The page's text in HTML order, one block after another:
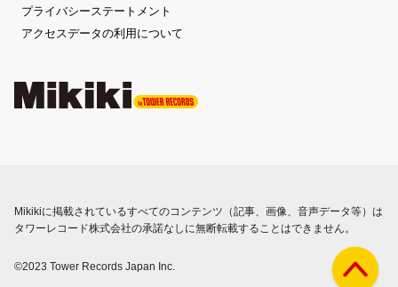
プライバシーステートメント
アクセスデータの利用について
Mikikiに掲載されているすべてのコンテンツ（記事、画像、音声データ等）は
タワーレコード株式会社の承諾なしに無断転載することはできません。
©2023 Tower Records Japan Inc.